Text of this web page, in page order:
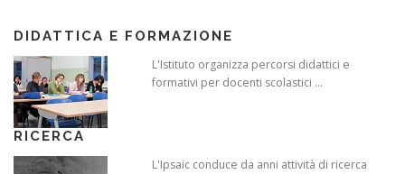
DIDATTICA E FORMAZIONE
L'Istituto organizza percorsi didattici e
formativi per docenti scolastici ...
RICERCA
L'Ipsaic conduce da anni attività di ricerca